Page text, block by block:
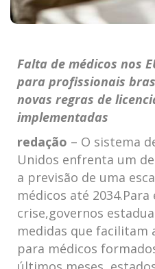
Falta de médicos nos
para ‌profissionais
novas regras de​
implementadas
redação – O sistema
Unidos ⁤enfrenta um
​a⁣ previsão de uma
médicos até 2034.Para
crise,governos⁢
medidas ⁢que facilitam
para médicos